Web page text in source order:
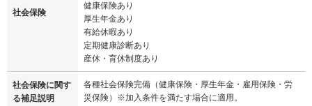
社会保険
健康保険あり
厚生年金あり
有給休暇あり
定期健康診断あり
産休・育休制度あり
社会保険に関す
る補足説明
各種社会保険完備（健康保険・厚生年金・雇用保険・労
災保険）※加入条件を満たす場合に適用。